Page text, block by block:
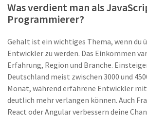
Was verdient man als
Programmierer?
Gehalt ist ein wichtiges Thema, wenn du
Entwickler zu werden. Das Einkommen
Erfahrung, Region und Branche.
Deutschland meist zwischen 3000 und
Monat, während erfahrene Entwickler
deutlich mehr verlangen können. Auch
React oder Angular verbessern deine